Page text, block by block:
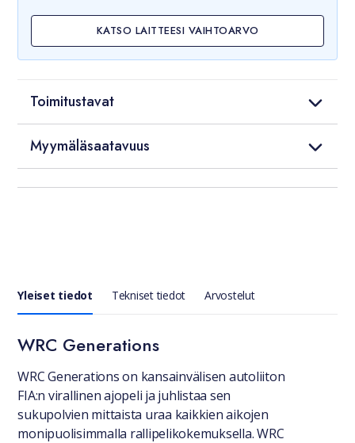
KATSO LAITTEESI VAIHTOARVO
Toimitustavat
Myymäläsaatavuus
Yleiset tiedot Tekniset tiedot Arvostelut
Yleiset tiedot
WRC Generations
WRC Generations on kansainvälisen autoliiton
FIA:n virallinen ajopeli ja juhlistaa sen
sukupolvien mittaista uraa kaikkien aikojen
monipuolisimmalla rallipelikokemuksella. WRC